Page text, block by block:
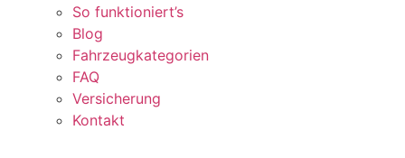
So funktioniert’s
Blog
Fahrzeugkategorien
FAQ
Versicherung
Kontakt